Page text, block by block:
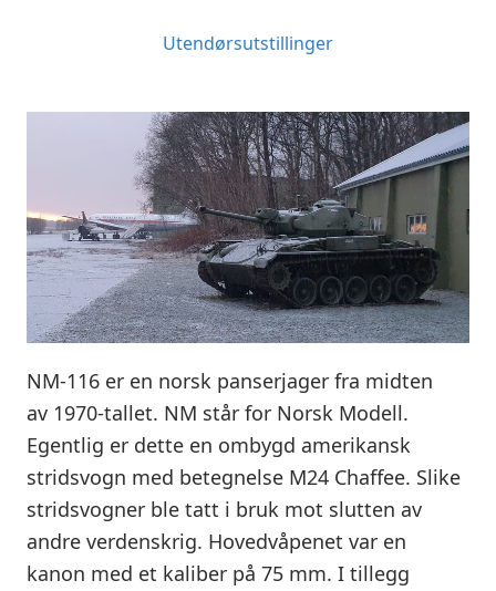
Utendørsutstillinger
NM-116 er en norsk panserjager fra midten
av 1970-tallet. NM står for Norsk Modell.
Egentlig er dette en ombygd amerikansk
stridsvogn med betegnelse M24 Chaffee. Slike
stridsvogner ble tatt i bruk mot slutten av
andre verdenskrig. Hovedvåpenet var en
kanon med et kaliber på 75 mm. I tillegg